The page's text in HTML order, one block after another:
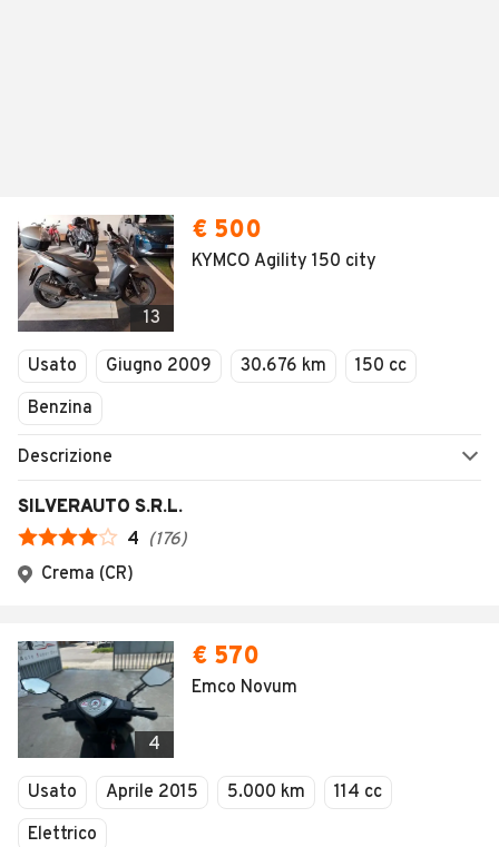
13
€ 500
KYMCO Agility 150 city
Usato Giugno 2009 30.676 km
150 cc
Benzina
Descrizione
SILVERAUTO S.R.L.
4 (176)
Crema (CR)
4
€ 570
Emco Novum
Usato Aprile 2015 5.000 km
114 cc
Elettrico